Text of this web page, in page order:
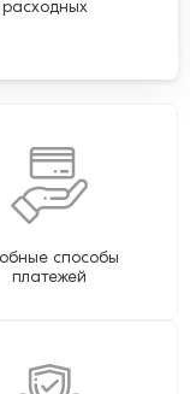
способы
платежей